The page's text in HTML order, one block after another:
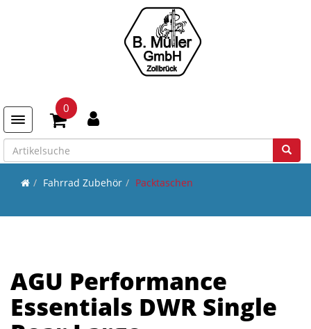
Toggle navigation
0
Fahrrad Zubehör Packtaschen
AGU Performance
Essentials DWR Single